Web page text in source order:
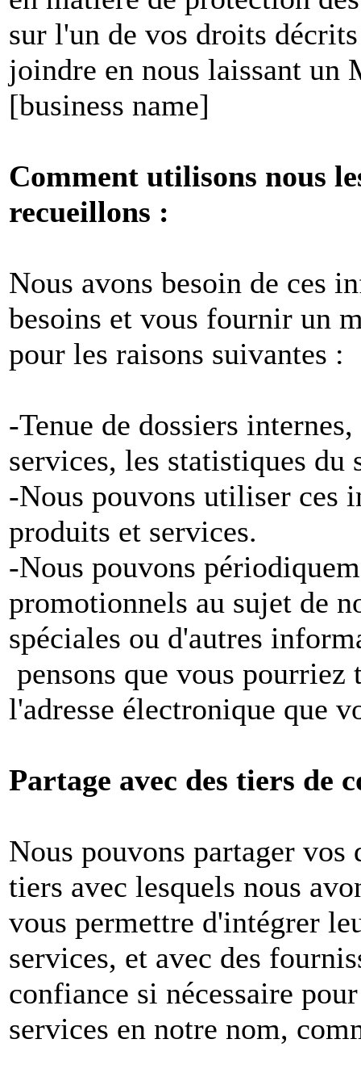
sur l'un de vos droits
joindre en nous laissant un
[business name]
Comment utilisons nous
recueillons :
Nous avons besoin de ces
besoins et vous fournir un
pour les raisons suivantes :
-Tenue de dossiers
services, les statistiques du
-Nous pouvons utiliser ces
produits et services.
-Nous pouvons
promotionnels au sujet de
spéciales ou d'autres
pensons que vous
l'adresse électronique que
Partage avec des tiers de
Nous pouvons partager vos
tiers avec lesquels nous
vous permettre d'intégrer
services, et avec des
confiance si nécessaire
services en notre nom,